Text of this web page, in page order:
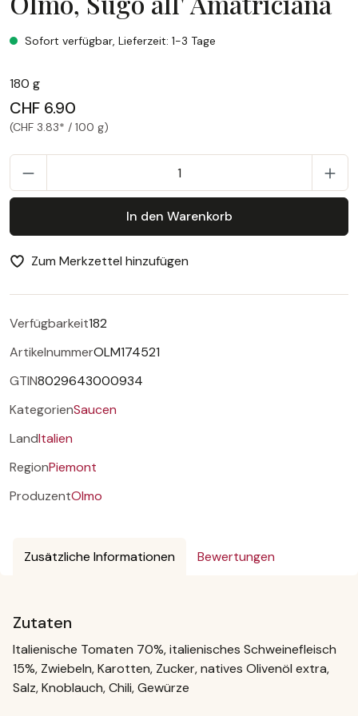
Olmo, Sugo all' Amatriciana
Sofort verfügbar, Lieferzeit: 1-3 Tage
180 g
CHF 6.90
(CHF 3.83* / 100 g)
In den Warenkorb
Zum Merkzettel hinzufügen
Verfügbarkeit182
ArtikelnummerOLM174521
GTIN8029643000934
KategorienSaucen
LandItalien
RegionPiemont
ProduzentOlmo
Zusätzliche Informationen Bewertungen
Zutaten
Italienische Tomaten 70%, italienisches Schweinefleisch
15%, Zwiebeln, Karotten, Zucker, natives Olivenöl extra,
Salz, Knoblauch, Chili, Gewürze